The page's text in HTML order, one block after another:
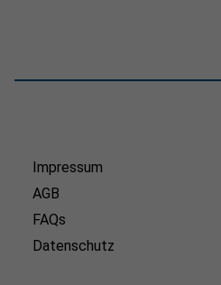
Impressum
AGB
FAQs
Datenschutz